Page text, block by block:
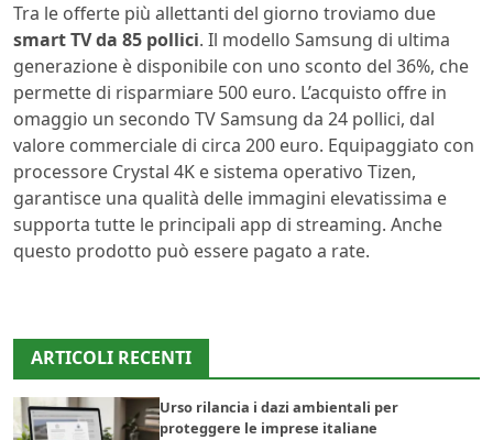
Tra le offerte più allettanti del giorno troviamo due
smart TV da 85 pollici. Il modello Samsung di ultima
generazione è disponibile con uno sconto del 36%, che
permette di risparmiare 500 euro. L’acquisto offre in
omaggio un secondo TV Samsung da 24 pollici, dal
valore commerciale di circa 200 euro. Equipaggiato con
processore Crystal 4K e sistema operativo Tizen,
garantisce una qualità delle immagini elevatissima e
supporta tutte le principali app di streaming. Anche
questo prodotto può essere pagato a rate.
ARTICOLI RECENTI
Urso rilancia i dazi ambientali per
proteggere le imprese italiane